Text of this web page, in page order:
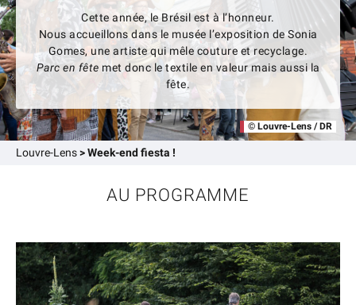
Cette année, le Brésil est à l’honneur.
Nous accueillons dans le musée l’exposition de Sonia
Gomes, une artiste qui mêle couture et recyclage.
Parc en fête met donc le textile en valeur mais aussi la
fête.
© Louvre-Lens / DR
Louvre-Lens>Week-end fiesta !
AU PROGRAMME